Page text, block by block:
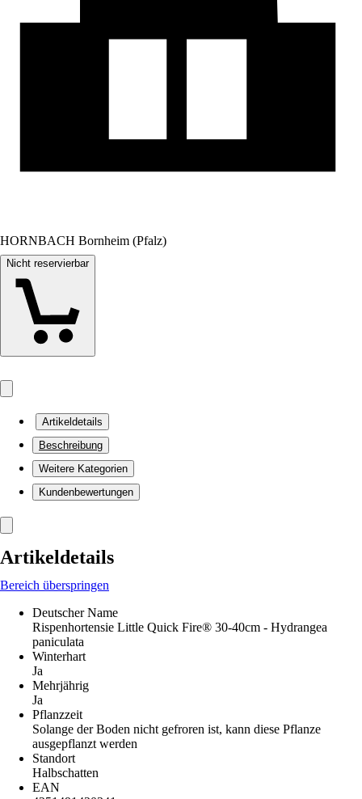
HORNBACH Bornheim (Pfalz)
Nicht reservierbar
Artikeldetails
Beschreibung
Weitere Kategorien
Kundenbewertungen
Artikeldetails
Bereich überspringen
Deutscher Name
Rispenhortensie Little Quick Fire® 30-40cm - Hydrangea
paniculata
Winterhart
Ja
Mehrjährig
Ja
Pflanzzeit
Solange der Boden nicht gefroren ist, kann diese Pflanze
ausgepflanzt werden
Standort
Halbschatten
EAN